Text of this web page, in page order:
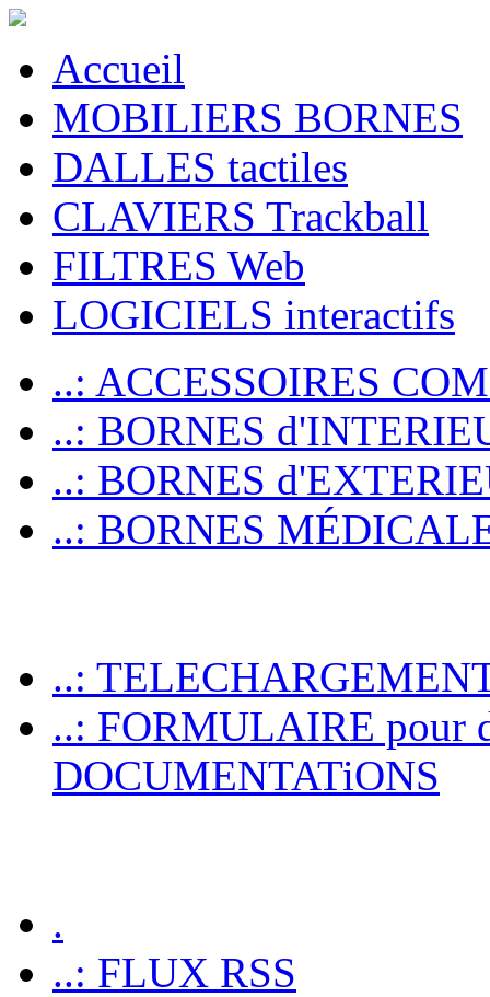
Accueil
MOBILIERS BORNES
DALLES tactiles
CLAVIERS Trackball
FILTRES Web
LOGICIELS interactifs
..: ACCESSOIRES
..: BORNES
..: BORNES
..: BORNES
..:
..: FORMULAIRE pour
DOCUMENTATiONS
.
..: FLUX RSS